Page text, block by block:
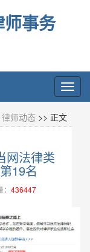
师事务
律师动态 >> 正文
网法律类
19名
436447